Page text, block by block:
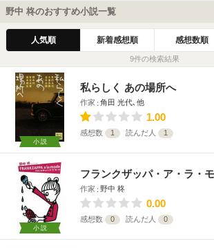
野中 柊のおすすめ小説一覧
人気順 新着感想順 感想数順
9件の検索結果
小説
私らしく あの場所へ
作家 角田 光代､他
1.00
感想数 1 読んだ人 1
小説
フランクザッパ・ア・ラ・
作家 野中 柊
0.00
感想数 0 読んだ人 0